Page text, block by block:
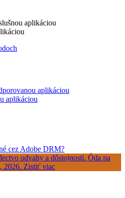
aplikáciou
aplikáciou
aplikáciou
cez Adobe DRM?